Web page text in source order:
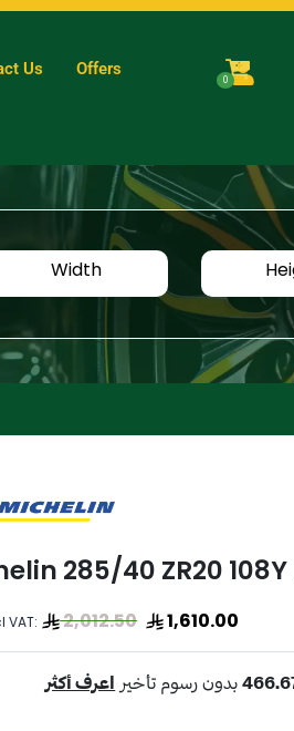
Us Offers
0
Width
285/40 ZR20 108Y
VAT: 2,012.50 1,610.00